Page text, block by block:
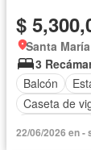
$
3
Balcón
Caseta de
22/06/2026 en